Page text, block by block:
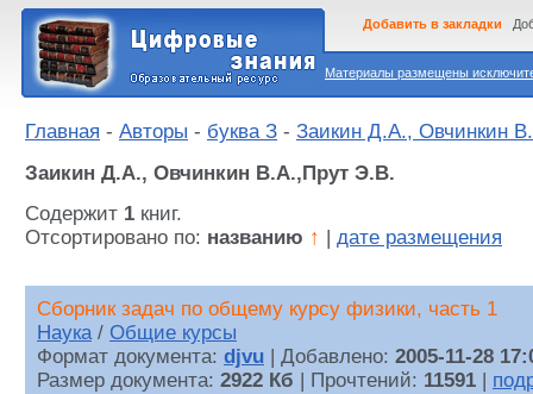
Материалы размещены
Добавить в закладки
Главная - Авторы - буква З - Заикин Д.А., Овчинкин
Заикин Д.А., Овчинкин В.А.,Прут Э.В.
Содержит 1 книг.
Отсортировано по: названию ↑ дате размещения
Сборник задач по общему курсу физики, часть 1
Наука/ Общие курсы
Формат документа: djvu | Добавлено: 2005-11-28
Размер документа: 2922 Кб | Прочтений: 11591